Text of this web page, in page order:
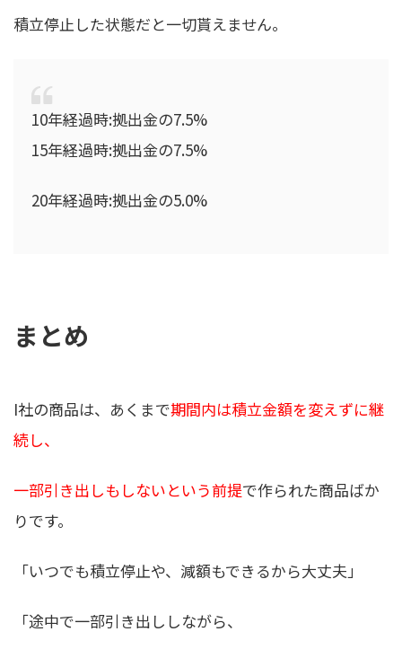
積立停止した状態だと一切貰えません。
10年経過時:拠出金の7.5%
15年経過時:拠出金の7.5%
20年経過時:拠出金の5.0%
まとめ
I社の商品は、あくまで期間内は積立金額を変えずに継
続し、
一部引き出しもしないという前提で作られた商品ばか
りです。
「いつでも積立停止や、減額もできるから大丈夫」
「途中で一部引き出ししながら、